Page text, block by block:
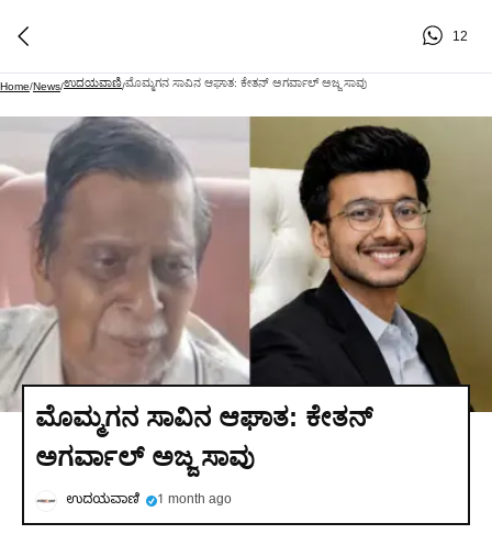
12
Home/News/ಉದಯವಾಣಿ/ಮೊಮ್ಮಗನ ಸಾವಿನ ಆಘಾತ: ಕೇತನ್‌ ಅಗರ್ವಾಲ್ ಅಜ್ಜ ಸಾವು
ಮೊಮ್ಮಗನ ಸಾವಿನ ಆಘಾತ: ಕೇತನ್‌
ಅಗರ್ವಾಲ್ ಅಜ್ಜ ಸಾವು
ಉದಯವಾಣಿ 1 month ago